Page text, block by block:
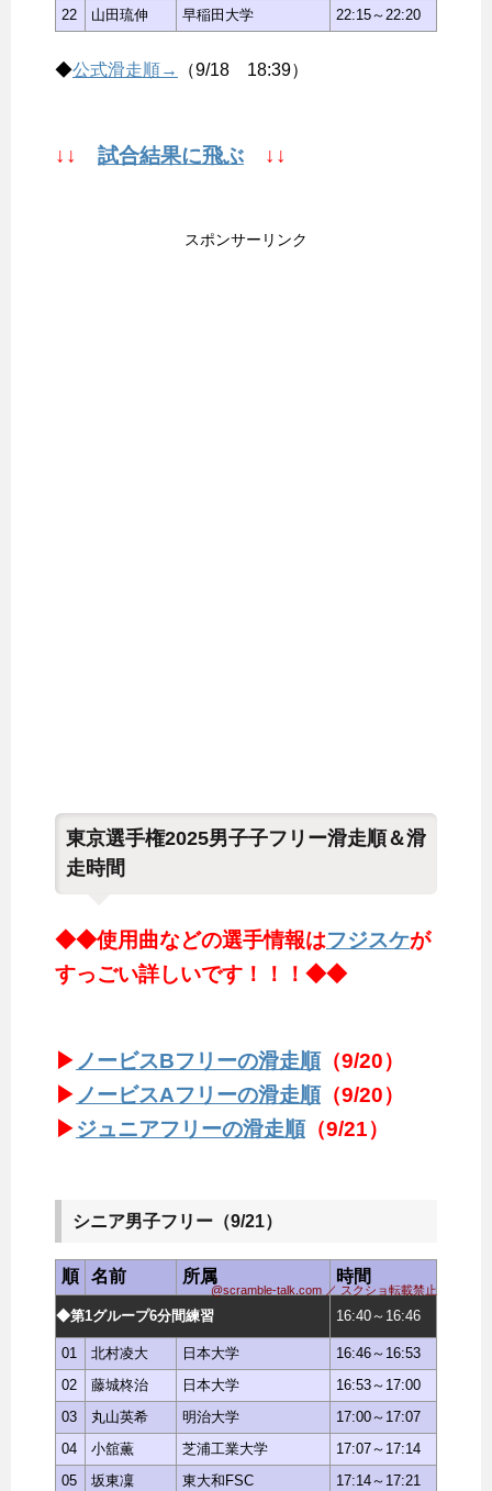
22 山田琉伸 早稲田大学 22:15～22:20
◆公式滑走順→ （9/18 18:39）
↓↓ 試合結果に飛ぶ ↓↓
スポンサーリンク
東京選手権2025男子子フリー滑走順＆滑
走時間
◆◆使用曲などの選手情報はフジスケが
すっごい詳しいです！！！◆◆
▶ノービスBフリーの滑走順 （9/20）
▶ノービスAフリーの滑走順 （9/20）
▶ジュニアフリーの滑走順 （9/21）
シニア男子フリー（9/21）
@scramble-talk.com ／ スクショ転載禁止
順 名前 所属 時間
◆第1グループ6分間練習 16:40～16:46
01 北村凌大 日本大学
16:46～16:53
02
藤城柊治 日本大学
16:53～17:00
03
丸山英希 明治大学
17:00～17:07
04
小舘薫 芝浦工業大学
17:07～17:14
05
坂東凜 東大和FSC 17:14～17:21